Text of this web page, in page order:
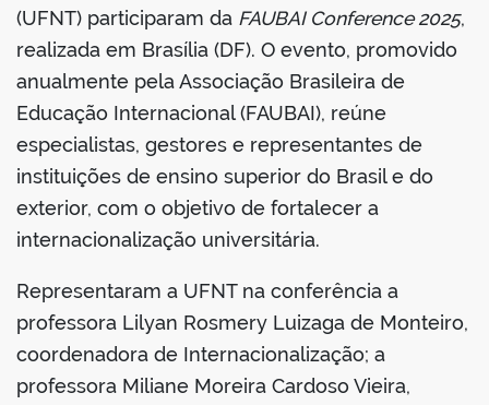
(UFNT) participaram da FAUBAI Conference 2025,
realizada em Brasília (DF). O evento, promovido
anualmente pela Associação Brasileira de
Educação Internacional (FAUBAI), reúne
especialistas, gestores e representantes de
instituições de ensino superior do Brasil e do
exterior, com o objetivo de fortalecer a
internacionalização universitária.
Representaram a UFNT na conferência a
professora Lilyan Rosmery Luizaga de Monteiro,
coordenadora de Internacionalização; a
professora Miliane Moreira Cardoso Vieira,